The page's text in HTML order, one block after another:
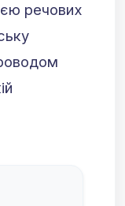
речових